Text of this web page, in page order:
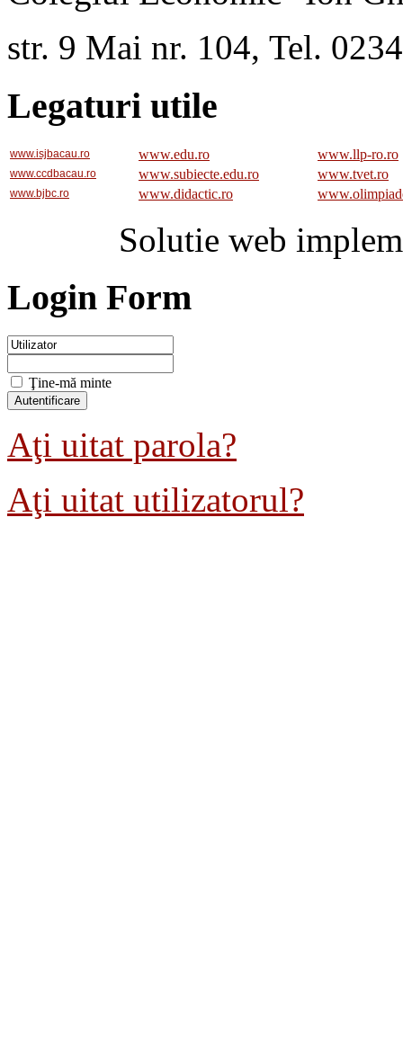
str. 9 Mai nr. 104, Tel.
Legaturi utile
www.isjbacau.ro www.edu.ro www.llp-ro.ro
www.ccdbacau.ro www.subiecte.edu.ro www.tvet.ro
www.bjbc.ro www.didactic.ro
Solutie web
Login Form
Ţine-mă minte
Aţi uitat parola?
Aţi uitat utilizatorul?